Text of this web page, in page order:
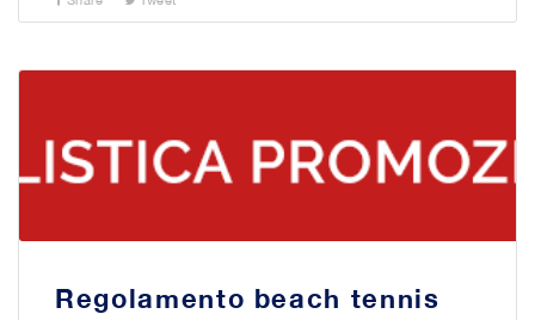
Regolamento beach tennis